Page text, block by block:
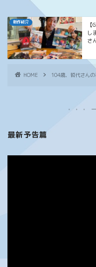
新作紹介
し
さ
HOME 104歳、哲代さん
最新予告篇